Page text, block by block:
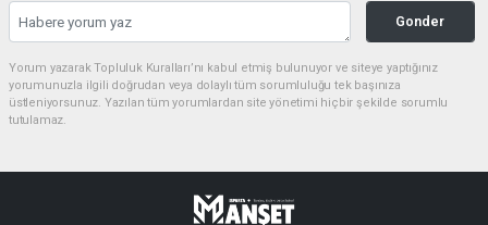
Gonder
Yorum yazarak Topluluk Kuralları’nı kabul etmiş bulunuyor ve siteye yaptığınız
yorumunuzla ilgili doğrudan veya dolaylı tüm sorumluluğu tek başınıza
üstleniyorsunuz. Yazılan tüm yorumlardan site yönetimi hiçbir şekilde sorumlu
tutulamaz.